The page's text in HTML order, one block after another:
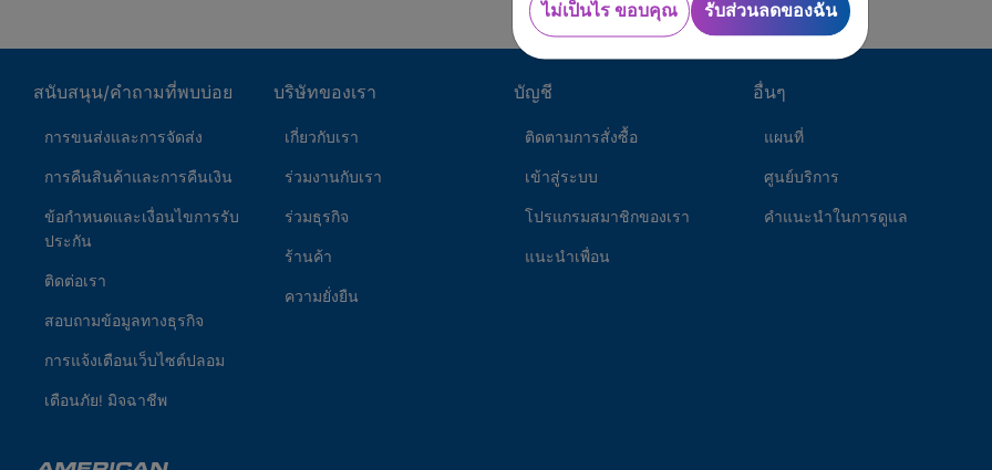
ไม่เป็นไร ขอบคุณ รับส่วนลดของฉัน
สนับสนุน/คำถามที่พบบ่อย
การขนส่งและการจัดส่ง
การคืนสินค้าและการคืนเงิน
ข้อกำหนดและเงื่อนไขการรับ
ประกัน
ติดต่อเรา
สอบถามข้อมูลทางธุรกิจ
การแจ้งเตือนเว็บไซต์ปลอม
เตือนภัย! มิจฉาชีพ
บริษัทของเรา
เกี่ยวกับเรา
ร่วมงานกับเรา
ร่วมธุรกิจ
ร้านค้า
ความยั่งยืน
บัญชี
ติดตามการสั่งซื้อ
เข้าสู่ระบบ
โปรแกรมสมาชิกของเรา
แนะนำเพื่อน
อื่นๆ
แผนที่
ศูนย์บริการ
คำแนะนำในการดูแล